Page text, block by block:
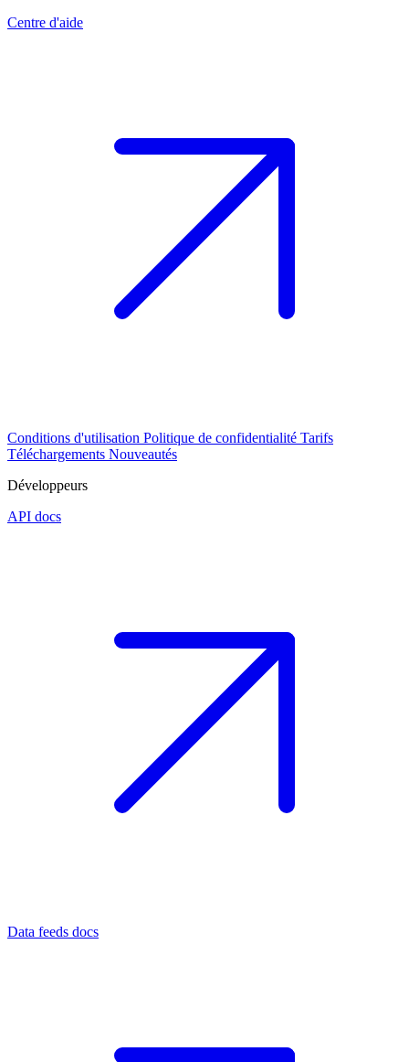
Centre d'aide
Conditions d'utilisation Politique de confidentialité Tarifs
Téléchargements Nouveautés
Développeurs
API docs
Data feeds docs